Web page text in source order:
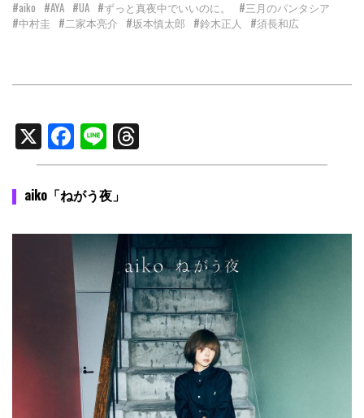
#aiko #AYA #UA #ずっと真夜中でいいのに。
#三月のパンタシア
#中村圭 #二家本亮介 #坂本慎太郎 #鈴木正人 #須長和広
X Facebook
Line
aiko「ねがう夜」